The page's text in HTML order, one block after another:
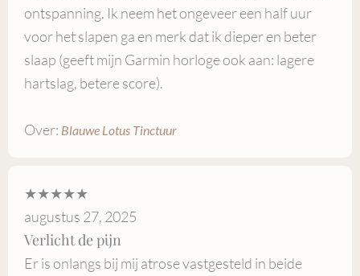
ontspanning. Ik neem het ongeveer een half uur
voor het slapen ga en merk dat ik dieper en beter
slaap (geeft mijn Garmin horloge ook aan: lagere
hartslag, betere score).
Over: Blauwe Lotus Tinctuur
★★★★★
augustus 27, 2025
Verlicht de pijn
Er is onlangs bij mij atrose vastgesteld in beide